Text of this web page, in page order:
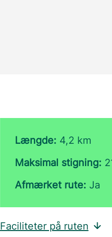
Længde: 4,2 km
Maksimal stigning:
Afmærket rute: Ja
Faciliteter på ruten